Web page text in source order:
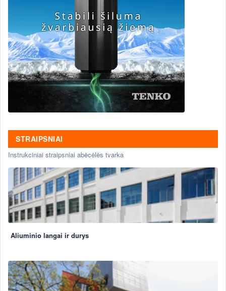
STRAIPSNIAI
Instrukciniai straipsniai abėcėlės tvarka
Aliuminio langai ir durys